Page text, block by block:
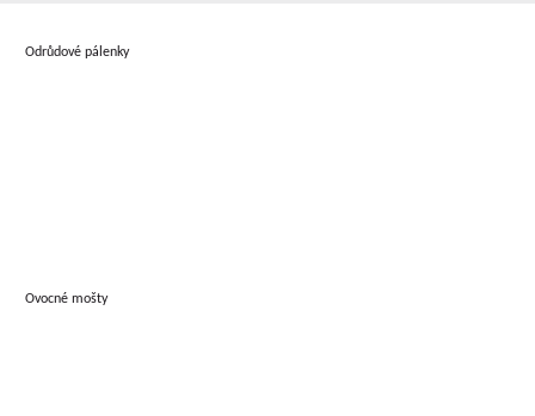
Odrůdové pálenky
Ovocné mošty